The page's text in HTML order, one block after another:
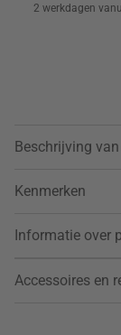
2 werkdagen
Beschrijving
Kenmerken
Informatie over
Accessoires en